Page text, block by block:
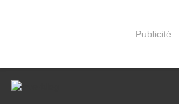
Publicité